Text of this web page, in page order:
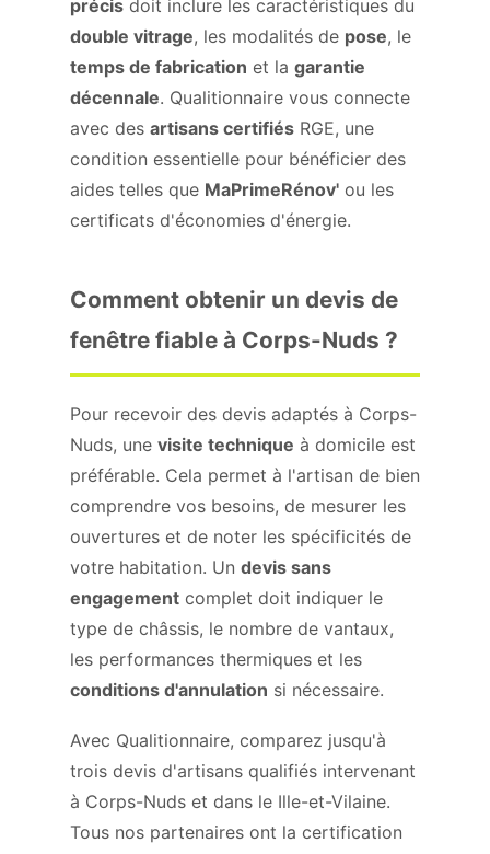
précis doit inclure les caractéristiques du
double vitrage, les modalités de pose, le
temps de fabrication et la garantie
décennale. Qualitionnaire vous connecte
avec des artisans certifiés RGE, une
condition essentielle pour bénéficier des
aides telles que MaPrimeRénov' ou les
certificats d'économies d'énergie.
Comment obtenir un devis de
fenêtre fiable à Corps-Nuds ?
Pour recevoir des devis adaptés à Corps-
Nuds, une visite technique à domicile est
préférable. Cela permet à l'artisan de bien
comprendre vos besoins, de mesurer les
ouvertures et de noter les spécificités de
votre habitation. Un devis sans
engagement complet doit indiquer le
type de châssis, le nombre de vantaux,
les performances thermiques et les
conditions d'annulation si nécessaire.
Avec Qualitionnaire, comparez jusqu'à
trois devis d'artisans qualifiés intervenant
à Corps-Nuds et dans le Ille-et-Vilaine.
Tous nos partenaires ont la certification